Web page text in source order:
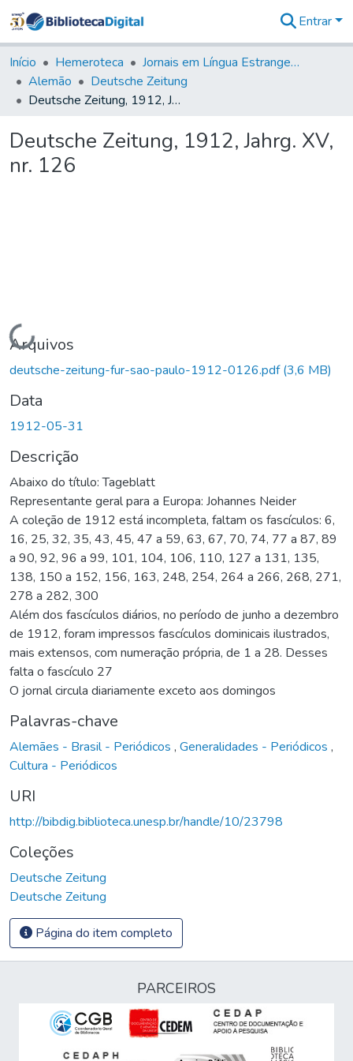
&
Coleções
Tudo na
Biblioteca
Estatísticas
Entrar
Início Hemeroteca
Jornais em Língua Estrangeira
Alemão
Deutsche Zeitung
Deutsche Zeitung, 1912, Jahrg. XV, nr. 126
Deutsche Zeitung, 1912, Jahrg. XV,
nr. 126
Carregando...
Arquivos
deutsche-zeitung-fur-sao-paulo-1912-0126.pdf(3,6 MB)
Data
1912-05-31
Descrição
Abaixo do título: Tageblatt
Representante geral para a Europa: Johannes Neider
A coleção de 1912 está incompleta, faltam os fascículos: 6,
16, 25, 32, 35, 43, 45, 47 a 59, 63, 67, 70, 74, 77 a 87, 89
a 90, 92, 96 a 99, 101, 104, 106, 110, 127 a 131, 135,
138, 150 a 152, 156, 163, 248, 254, 264 a 266, 268, 271,
278 a 282, 300
Além dos fascículos diários, no período de junho a dezembro
de 1912, foram impressos fascículos dominicais ilustrados,
mais extensos, com numeração própria, de 1 a 28. Desses
falta o fascículo 27
O jornal circula diariamente exceto aos domingos
Palavras-chave
Alemães - Brasil - Periódicos , Generalidades - Periódicos ,
Cultura - Periódicos
URI
http://bibdig.biblioteca.unesp.br/handle/10/23798
Coleções
Deutsche Zeitung
Deutsche Zeitung
Página do item completo
PARCEIROS